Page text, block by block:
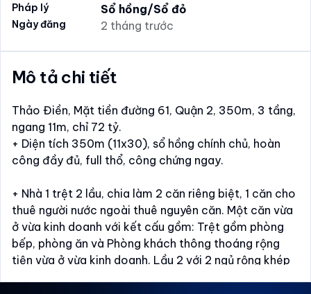
Pháp lý Sổ hồng/Sổ đỏ
Ngày đăng 2 tháng trước
Mô tả chi tiết
Thảo Điền, Mặt tiền đường 61, Quận 2, 350m, 3 tầng,
ngang 11m, chỉ 72 tỷ.
+ Diện tích 350m (11x30), sổ hồng chính chủ, hoàn
công đầy đủ, full thổ, công chứng ngay.
+ Nhà 1 trệt 2 lầu, chia làm 2 căn riêng biệt, 1 căn cho
thuê người nước ngoài thuê nguyên căn. Một căn vừa
ở vừa kinh doanh với kết cấu gồm: Trệt gồm phòng
bếp, phòng ăn và Phòng khách thông thoáng rộng
tiện vừa ở vừa kinh doanh. Lầu 2 với 2 ngủ rộng khép